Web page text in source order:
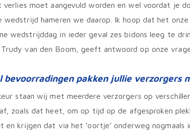
verlies moet aangevuld worden en wel voordat je
wedstrijd hameren we daarop. Ik hoop dat het
wedstrijddag in ieder geval zes bidons leeg te
van den Boom, geeft antwoord op onze
bevoorradingen pakken jullie verzorgers
staan wij met meerdere verzorgers op
zoals dat heet, om op tijd op de afgesproken
en krijgen dat via het ‘oortje’ onderweg nogmaals